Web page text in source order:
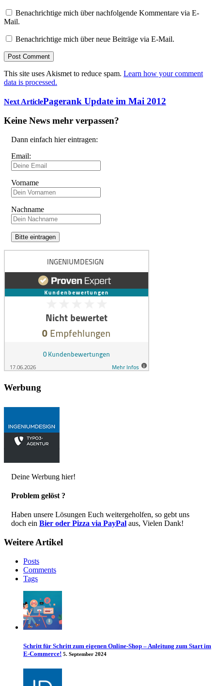
Benachrichtige mich über nachfolgende Kommentare via E-
Mail.
Benachrichtige mich über neue Beiträge via E-Mail.
This site uses Akismet to reduce spam. Learn how your comment
data is processed.
Next ArticlePagerank Update im Mai 2012
Keine News mehr verpassen?
Dann einfach hier eintragen:
Email:
Vorname
Nachname
Werbung
Deine Werbung hier!
Problem gelöst ?
Haben unsere Lösungen Euch weitergeholfen, so gebt uns
doch ein Bier oder Pizza via PayPal aus, Vielen Dank!
Weitere Artikel
Posts
Comments
Tags
Schritt für Schritt zum eigenen Online-Shop – Anleitung zum Start im
E-Commerce! 5. September 2024